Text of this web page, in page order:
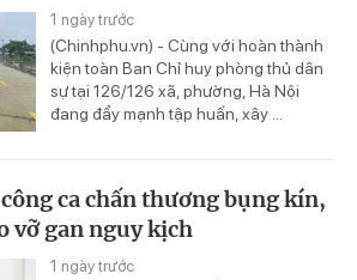
1 ngày trước
(Chinhphu.vn) - Cùng với hoàn thành
kiện toàn Ban Chỉ huy phòng thủ dân
sự tại 126/126 xã, phường, Hà Nội
đang đẩy mạnh tập huấn, xây ...
ca chấn thương bụng kín,
vỡ gan nguy kịch
1 ngày trước